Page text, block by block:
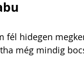
fél hidegen
még mindig